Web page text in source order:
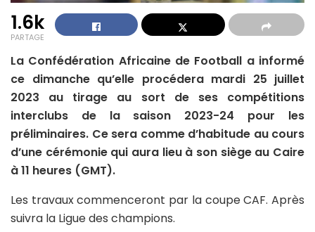
1.6k
PARTAGE
La Confédération Africaine de Football a informé
ce dimanche qu’elle procédera mardi 25 juillet
2023 au tirage au sort de ses compétitions
interclubs de la saison 2023-24 pour les
préliminaires. Ce sera comme d’habitude au cours
d’une cérémonie qui aura lieu à son siège au Caire
à 11 heures (GMT).
Les travaux commenceront par la coupe CAF. Après
suivra la Ligue des champions.